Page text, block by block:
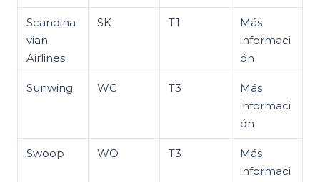
Scandina
vian
Airlines
SK T1
Más
informaci
ón
Sunwing WG T3
Más
informaci
ón
Swoop WO T3
Más
informaci